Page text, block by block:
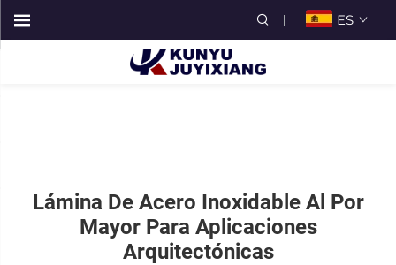
ES
Lámina De Acero Inoxidable Al Por
Mayor Para Aplicaciones
Arquitectónicas